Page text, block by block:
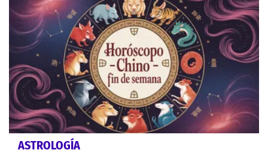
ASTROLOGÍA